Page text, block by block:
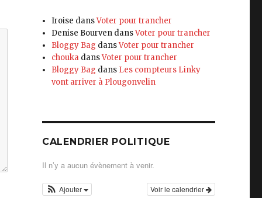
Iroise dansVoter pour trancher
Denise Bourven dansVoter pour trancher
Bloggy Bag dansVoter pour trancher
chouka dansVoter pour trancher
Bloggy Bag dans Les compteurs Linky
vont arriver à Plougonvelin
CALENDRIER POLITIQUE
Il n’y a aucun évènement à venir.
Voir le calendrier
Ajouter